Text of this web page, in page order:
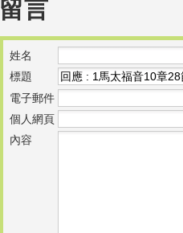
留言
姓名
標題
電子郵件
個人網頁
內容